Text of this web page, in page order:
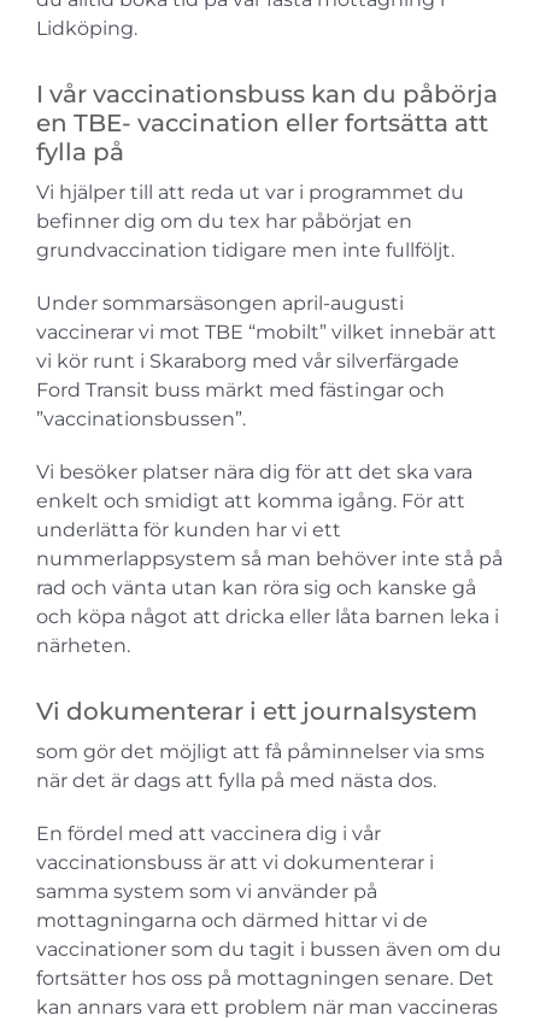
Lidköping.
I vår vaccinationsbuss kan du påbörja
en TBE- vaccination eller fortsätta att
fylla på
Vi hjälper till att reda ut var i programmet du
befinner dig om du tex har påbörjat en
grundvaccination tidigare men inte fullföljt.
Under sommarsäsongen april-augusti
vaccinerar vi mot TBE “mobilt” vilket innebär att
vi kör runt i Skaraborg med vår silverfärgade
Ford Transit buss märkt med fästingar och
”vaccinationsbussen”.
Vi besöker platser nära dig för att det ska vara
enkelt och smidigt att komma igång. För att
underlätta för kunden har vi ett
nummerlappsystem så man behöver inte stå på
rad och vänta utan kan röra sig och kanske gå
och köpa något att dricka eller låta barnen leka i
närheten.
Vi dokumenterar i ett journalsystem
som gör det möjligt att få påminnelser via sms
när det är dags att fylla på med nästa dos.
En fördel med att vaccinera dig i vår
vaccinationsbuss är att vi dokumenterar i
samma system som vi använder på
mottagningarna och därmed hittar vi de
vaccinationer som du tagit i bussen även om du
fortsätter hos oss på mottagningen senare. Det
kan annars vara ett problem när man vaccineras